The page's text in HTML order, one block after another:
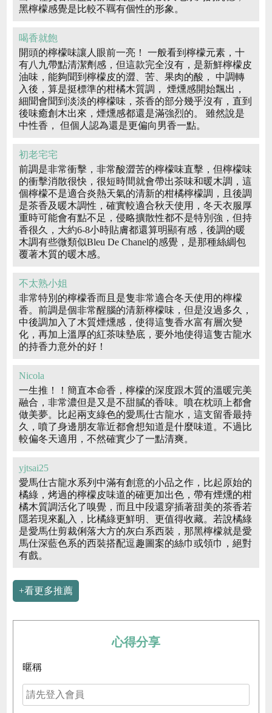
黑檸檬感覺是比較不羈有個性的形象。
喝香就飽
開頭的檸檬味讓人眼前一亮！ 一般看到檸檬元素，十
有八九帶點清潔劑感，但這款完全沒有，是新鮮檸檬皮
油味，能夠聞到檸檬皮的澀、苦、果肉的酸， 中調轉
入後，算是挺標準的柑橘木質調， 煙燻感開始飄出，
細聞會聞到淡淡的檸檬味，茶香的部分幾乎沒有，直到
後味癒創木出來，煙燻感都還是滿強烈的。 雖然說是
中性香， 但個人認為還是更偏向男香一點。
初老宅宅
前調是非常衝擊，非常酸澀苦的檸檬味直擊，但檸檬味
的衝擊消散很快，很短時間就會帶出茶味和暖木調，這
個檸檬不是適合炎熱天氣的清新的柑橘檸檬調，且後調
是茶香及暖木調性，確實較適合秋天使用，冬天衣服厚
重時可能會有點不足，侵略擴散性都不是特別強，但持
香很久，大約6-8小時貼膚都還算明顯有感，後調的暖
木調有些微類似Bleu De Chanel的感覺，是那種絲綢包
覆著木質的暖木感。
不太熟小姐
非常特別的檸檬香而且是隻非常適合冬天使用的檸檬
香。前調是個非常醒腦的清新檸檬味，但是沒過多久，
中後調加入了木質煙燻感，使得這隻香水富有層次變
化，再加上溫厚的紅茶味墊底，要外地使得這隻古龍水
的持香力意外的好！
Nicola
一生推！！簡直本命香，檸檬的深度跟木質的溫暖完美
融合，非常濃但是又是不甜膩的香味。噴在枕頭上都會
做美夢。比起兩支綠色的愛馬仕古龍水，這支留香最持
久，噴了身邊朋友靠近都會想知道是什麼味道。不過比
較偏冬天適用，不然確實少了一點清爽。
yjtsai25
愛馬仕古龍水系列中滿有創意的小品之作，比起原始的
橘綠，烤過的檸檬皮味道的確更加出色，帶有煙燻的柑
橘木質調活化了嗅覺，而且中段還穿插著甜美的茶香若
隱若現來亂入，比橘綠更鮮明、更值得收藏。若說橘綠
是愛馬仕剪裁俐落大方的灰白系西裝，那黑檸檬就是愛
馬仕深藍色系的西裝搭配逗趣圖案的絲巾或領巾，絕對
有戲。
+看更多推薦
心得分享
暱稱